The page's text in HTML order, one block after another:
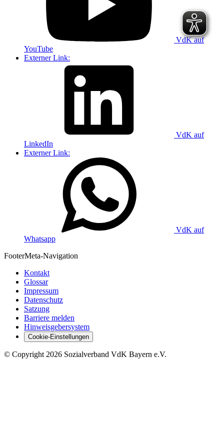
VdK auf
YouTube
Externer Link:
VdK auf
LinkedIn
Externer Link:
VdK auf
Whatsapp
FooterMeta-Navigation
Kontakt
Glossar
Impressum
Datenschutz
Satzung
Barriere melden
Hinweisgebersystem
Cookie-Einstellungen
© Copyright 2026 Sozialverband VdK Bayern e.V.